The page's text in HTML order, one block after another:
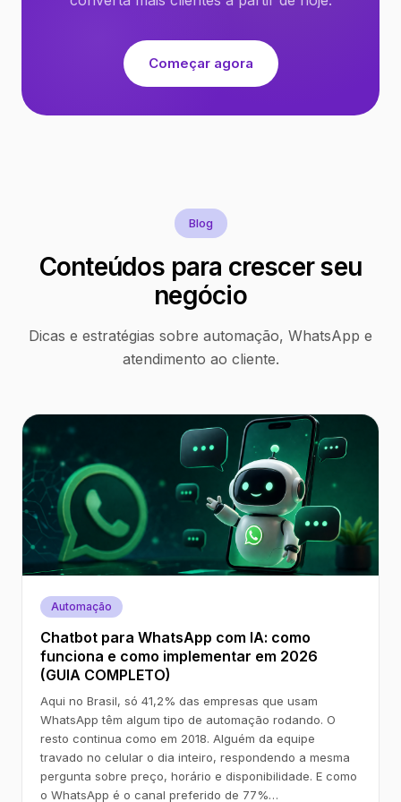
Começar agora
Blog
Conteúdos para crescer seu
negócio
Dicas e estratégias sobre automação, WhatsApp e
atendimento ao cliente.
Automação
Chatbot para WhatsApp com IA: como
funciona e como implementar em 2026
(GUIA COMPLETO)
Aqui no Brasil, só 41,2% das empresas que usam
WhatsApp têm algum tipo de automação rodando. O
resto continua como em 2018. Alguém da equipe
travado no celular o dia inteiro, respondendo a mesma
pergunta sobre preço, horário e disponibilidade. E como
o WhatsApp é o canal preferido de 77%…